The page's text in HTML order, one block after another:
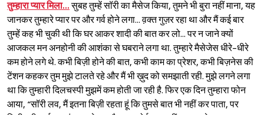
तुम्हारा प्यार मिला…सुबह तुम्हें सॉरी का मैसेज किया, तुमने भी बुरा नहीं माना, यह
जानकर तुम्हारे प्यार पर और गर्व होने लगा... व़क्त गुज़र रहा था और मैं कई बार
तुम्हें कह भी चुकी थी कि घर आकर शादी की बात कर लो... पर न जाने क्यों
आजकल मन अनहोनी की आशंका से घबराने लगा था. तुम्हारे मैसेजेस धीरे-धीरे
कम होने लगे थे. कभी बिज़ी होने की बात, कभी काम का प्रेशर, कभी बिज़नेस की
टेंशन कहकर तुम मुझे टालते रहे और मैं भी ख़ुद को समझाती रही. मुझे लगने लगा
था कि तुम्हारी दिलचस्पी मुझमें कम होती जा रही है. फिर एक दिन तुम्हारा फोन
आया, “सॉरी लव, मैं इतना बिज़ी रहता हूं कि तुमसे बात भी नहीं कर पाता, पर